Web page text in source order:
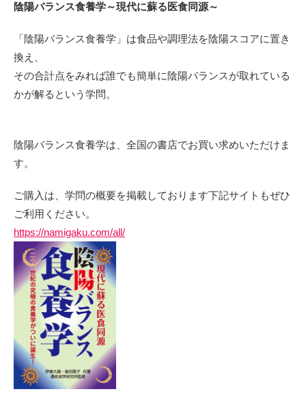
陰陽バランス食養学～現代に蘇る医食同源～
「陰陽バランス食養学」は食品や調理法を陰陽スコアに置き
換え、
その合計点をみれば誰でも簡単に陰陽バランスが取れている
かが解るという学問。
陰陽バランス食養学は、全国の書店でお買い求めいただけま
す。
ご購入は、学問の概要を掲載しております下記サイトもぜひ
ご利用ください。
https://namigaku.com/all/